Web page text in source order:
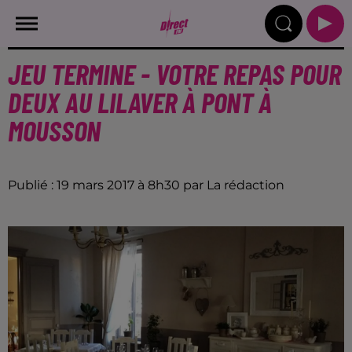
JEU TERMINE - VOTRE REPAS POUR
DEUX AU LILAVER À PONT À
MOUSSON
Publié : 19 mars 2017 à 8h30 par La rédaction